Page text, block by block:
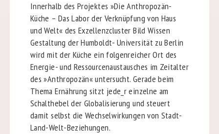
Innerhalb des Projektes »Die Anthropozän-
Küche – Das Labor der Verknüpfung von Haus
und Welt« des Exzellenzcluster Bild Wissen
Gestaltung der Humboldt- Universität zu Berlin
wird mit der Küche ein folgenreicher Ort des
Energie- und Ressourcenaustausches im Zeitalter
des »Anthropozän« untersucht. Gerade beim
Thema Ernährung sitzt jede_r einzelne am
Schalthebel der Globalisierung und steuert
damit selbst die Wechselwirkungen von Stadt-
Land-Welt-Beziehungen.